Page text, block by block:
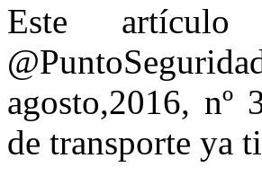
Este
agosto,2016, nº
de transporte ya